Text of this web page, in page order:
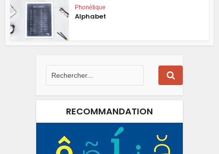
Phonétique
Alphabet
RECOMMANDATION